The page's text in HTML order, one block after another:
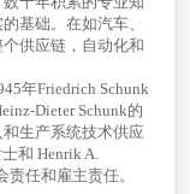
基础。在如汽车、
供应链，自动化和
年Friedrich Schunk
Dieter Schunk的
生产系统技术供应
和 Henrik A.
责任和雇主责任。